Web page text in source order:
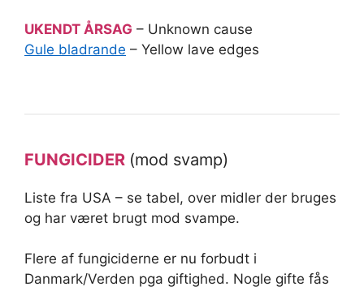
UKENDT ÅRSAG – Unknown cause
Gule bladrande – Yellow lave edges
FUNGICIDER (mod svamp)
Liste fra USA – se tabel, over midler der bruges
og har været brugt mod svampe.
Flere af fungiciderne er nu forbudt i
Danmark/Verden pga giftighed. Nogle gifte fås